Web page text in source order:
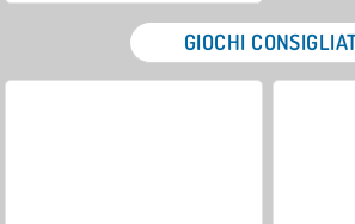
GIOCHI